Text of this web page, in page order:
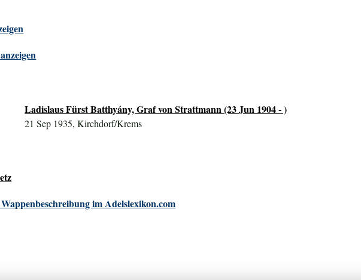
Ladislaus Fürst Batthyány, Graf von Strattmann (23 Jun 1904 - )
21 Sep 1935, Kirchdorf/Krems
im Adelslexikon.com